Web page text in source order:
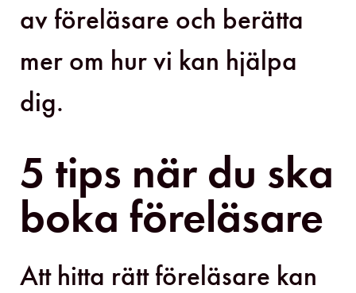
av föreläsare och berätta
mer om hur vi kan hjälpa
dig.
5 tips när du ska
boka föreläsare
Att hitta rätt föreläsare kan